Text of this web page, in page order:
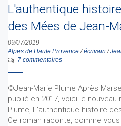
L'authentique
des Mées de Jean-
09/07/2019 -
Alpes de Haute Provence/écrivain /
7 commentaires
©Jean-Marie Plume Après
publié en 2017, voici le nouveau
Plume, L'authentique histoire
Ce roman raconte, comme